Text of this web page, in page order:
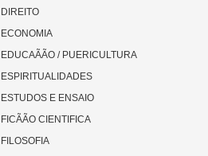
DIREITO
ECONOMIA
EDUCAÃÃO / PUERICULTURA
ESPIRITUALIDADES
ESTUDOS E ENSAIO
FICÃÃO CIENTIFICA
FILOSOFIA